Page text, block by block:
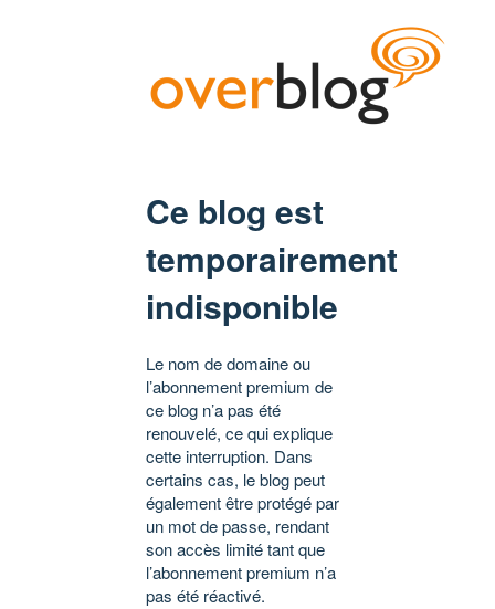
Ce blog est
temporairement
indisponible
Le nom de domaine ou
l’abonnement premium de
ce blog n’a pas été
renouvelé, ce qui explique
cette interruption. Dans
certains cas, le blog peut
également être protégé par
un mot de passe, rendant
son accès limité tant que
l’abonnement premium n’a
pas été réactivé.